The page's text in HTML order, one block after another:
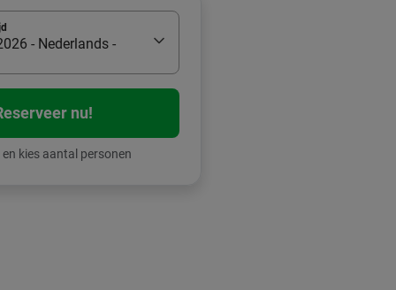
- Nederlands -
nu!
en kies aantal personen